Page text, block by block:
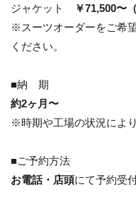
ジャケット
￥71,500〜
※スーツオーダーをご希
ください。
■納 期
約2ヶ月〜
※時期や工場の状況によ
■ご予約方法
お電話・店頭にて予約受